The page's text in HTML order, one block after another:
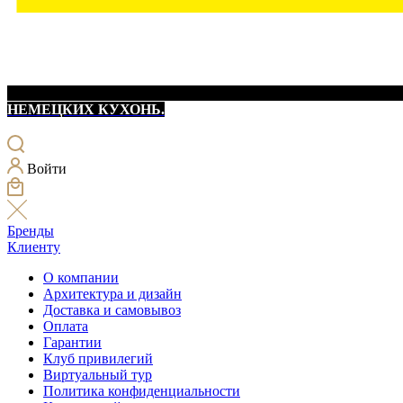
НЕМЕЦКИХ КУХОНЬ.
Войти
Бренды
Клиенту
О компании
Архитектура и дизайн
Доставка и самовывоз
Оплата
Гарантии
Клуб привилегий
Виртуальный тур
Политика конфиденциальности